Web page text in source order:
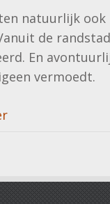
natuurlijk ook
de randstad
En
vermoedt.